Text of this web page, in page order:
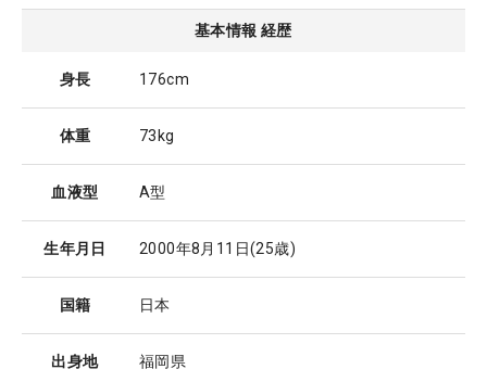
基本情報 経歴
身長 176cm
体重 73kg
血液型 A型
生年月日 2000年8月11日(25歳)
国籍 日本
出身地 福岡県